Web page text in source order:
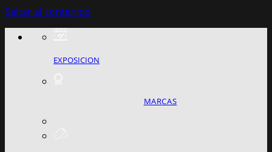
Saltar al contenido
EXPOSICION
MARCAS